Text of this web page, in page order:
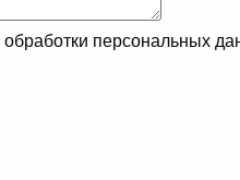
обработки персональных